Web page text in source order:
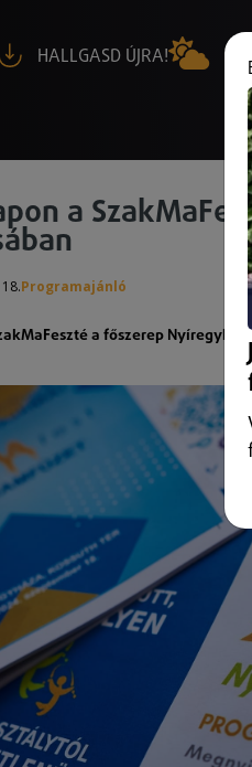
HALLGASD ÚJRA!
a
Programajánló
a főszerep